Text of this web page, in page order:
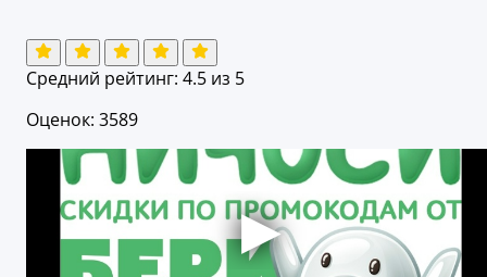
Средний рейтинг: 4.5 из 5
Оценок: 3589